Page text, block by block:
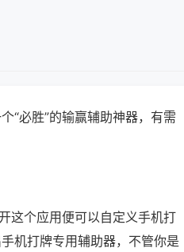
“必胜”的输赢辅助神器，有需
这个应用便可以自定义手机打
机打牌专用辅助器，不管你是